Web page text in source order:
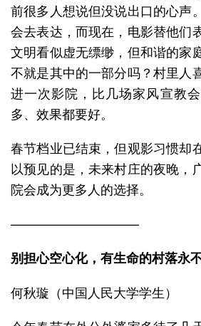
前很多人想说但没说出口的心声
会去表达，而现在，电影替他们
文明看似虚无缥缈，但和谐的家
不就是其中的一部分吗？村里人
进一次影院，比几场家风宣教
多、效果都要好。
春节档业已结束，但观影习惯却
以预见的是，未来村庄的夜晚，
院会成为更多人的选择。
——————————
别担心空心化，有生命的村落永
何秋璇（中国人民大学学生）